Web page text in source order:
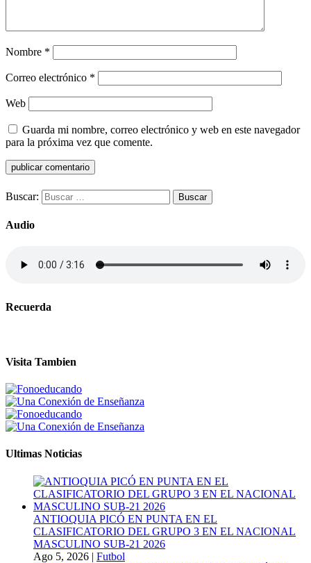
Nombre *
Correo electrónico *
Web
Guarda mi nombre, correo electrónico y web en este navegador
para la próxima vez que comente.
Buscar:
Audio
Recuerda
Visita Tambien
Ultimas Noticias
ANTIOQUIA PICÓ EN PUNTA EN EL
CLASIFICATORIO DEL GRUPO 3 EN EL NACIONAL
MASCULINO SUB-21 2026
Ago 5, 2026 | Futbol